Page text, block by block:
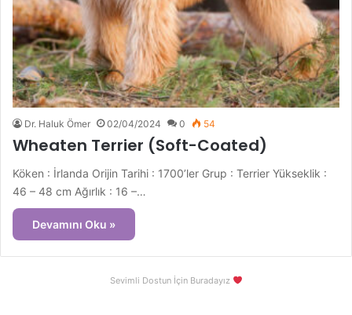
Dr. Haluk Ömer 02/04/2024 0 54
Wheaten Terrier (Soft-Coated)
Köken : İrlanda Orijin Tarihi : 1700’ler Grup : Terrier Yükseklik :
46 – 48 cm Ağırlık : 16 –…
Devamını Oku »
Sevimli Dostun İçin Buradayız